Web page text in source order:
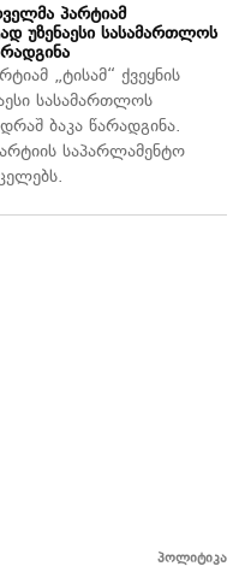
პარტიამ
უზენაესი სასამართლოს
„ტისამ“ ქვეყნის
სასამართლოს
ბაკა წარადგინა.
საპარლამენტო
პოლიტიკა